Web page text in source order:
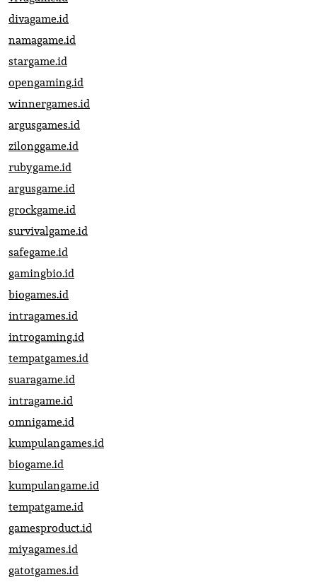
divagame.id
namagame.id
stargame.id
opengaming.id
winnergames.id
argusgames.id
zilonggame.id
rubygame.id
argusgame.id
grockgame.id
survivalgame.id
safegame.id
gamingbio.id
biogames.id
intragames.id
introgaming.id
tempatgames.id
suaragame.id
intragame.id
omnigame.id
kumpulangames.id
biogame.id
kumpulangame.id
tempatgame.id
gamesproduct.id
miyagames.id
gatotgames.id